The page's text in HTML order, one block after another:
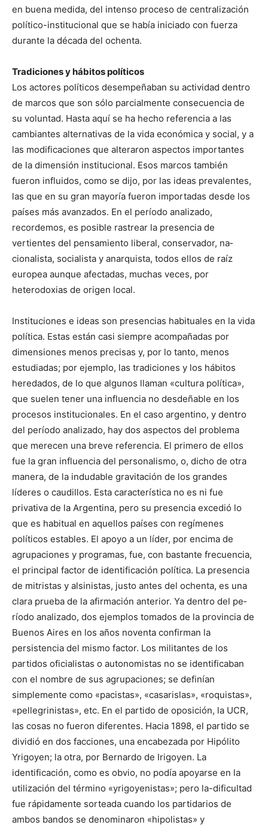
en buena medida, del intenso proceso de centralización
político-institucional que se había iniciado con fuerza
durante la década del ochenta.
Tradiciones y hábitos políticos
Los actores políticos desempeñaban su actividad dentro
de mar­cos que son sólo parcialmente consecuencia de
su voluntad. Hasta aquí se ha hecho referencia a las
cambiantes alternativas de la vida económica y social, y a
las modificaciones que alteraron aspectos importantes
de la dimensión institucional. Esos marcos también
fueron influidos, como se dijo, por las ideas prevalentes,
las que en su gran mayoría fueron importadas desde los
países más avan­zados. En el período analizado,
recordemos, es posible rastrear la presencia de
vertientes del pensamiento liberal, conservador, na­
cionalista, socialista y anarquista, todos ellos de raíz
europea aun­que afectadas, muchas veces, por
heterodoxias de origen local.
Instituciones e ideas son presencias habituales en la vida
políti­ca. Estas están casi siempre acompañadas por
dimensiones menos precisas y, por lo tanto, menos
estudiadas; por ejemplo, las tradi­ciones y los hábitos
heredados, de lo que algunos llaman «cultura política»,
que suelen tener una influencia no desdeñable en los
procesos institucionales. En el caso argentino, y dentro
del perío­do analizado, hay dos aspectos del problema
que merecen una breve referencia. El primero de ellos
fue la gran influencia del personalismo, o, dicho de otra
manera, de la indudable gravita­ción de los grandes
líderes o caudillos. Esta característica no es ni fue
privativa de la Argentina, pero su presencia excedió lo
que es habitual en aquellos países con regímenes
políticos estables. El apoyo a un líder, por encima de
agrupaciones y programas, fue, con bastante frecuencia,
el principal factor de identificación polí­tica. La presencia
de mitristas y alsinistas, justo antes del ochenta, es una
clara prueba de la afirmación anterior. Ya dentro del pe­
ríodo analizado, dos ejemplos tomados de la provincia de
Buenos Aires en los años noventa confirman la
persistencia del mismo factor. Los militantes de los
partidos oficialistas o autonomistas no se identificaban
con el nombre de sus agrupaciones; se definían
simplemente como «pacistas», «casarislas», «roquistas»,
«pellegrinistas», etc. En el partido de oposición, la UCR,
las cosas no fue­ron diferentes. Hacia 1898, el partido se
dividió en dos facciones, una encabezada por Hipólito
Yrigoyen; la otra, por Bernardo de Irigoyen. La
identificación, como es obvio, no podía apoyarse en la
utilización del término «yrigoyenistas»; pero la-dificultad
fue rápidamente sorteada cuando los partidarios de
ambos bandos se denominaron «hipolistas» y